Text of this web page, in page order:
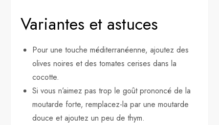
Variantes et astuces
Pour une touche méditerranéenne, ajoutez des
olives noires et des tomates cerises dans la
cocotte.
Si vous n’aimez pas trop le goût prononcé de la
moutarde forte, remplacez-la par une moutarde
douce et ajoutez un peu de thym.